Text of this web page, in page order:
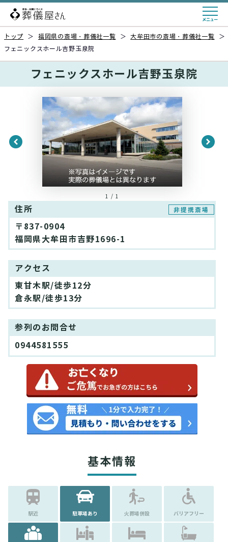
トップ ＞ 福岡県の斎場・葬儀社一覧 ＞ 大牟田市の斎場・葬儀社一覧
＞
フェニックスホール吉野玉泉院
フェニックスホール吉野玉泉院
1 / 1
住所 非提携斎場
〒837-0904
福岡県大牟田市吉野1696-1
アクセス
東甘木駅/徒歩12分
倉永駅/徒歩13分
参列のお問合せ
0944581555
基本情報
駅近 駐車場あり 火葬場併設 バリアフリー